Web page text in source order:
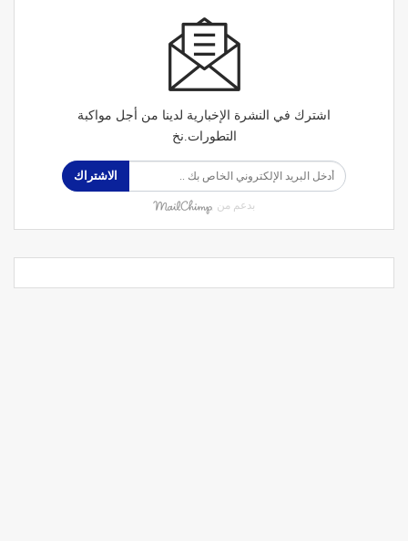
اشترك في النشرة الإخبارية لدينا من أجل مواكبة
التطورات.نخ
الاشتراك
بدعم من